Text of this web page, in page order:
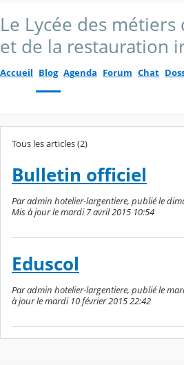
Le Lycée des
et de la restauration
Accueil Blog Agenda Forum Chat
Tous les articles (2)
Bulletin officiel
Par admin hotelier-largentiere, publié le
Mis à jour le mardi 7 avril 2015 10:54
Eduscol
Par admin hotelier-largentiere, publié le
à jour le mardi 10 février 2015 22:42